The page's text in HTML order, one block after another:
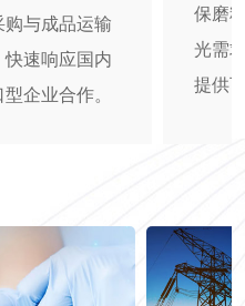
与成品运输
速响应国内
企业合作。
保磨
光需
提供